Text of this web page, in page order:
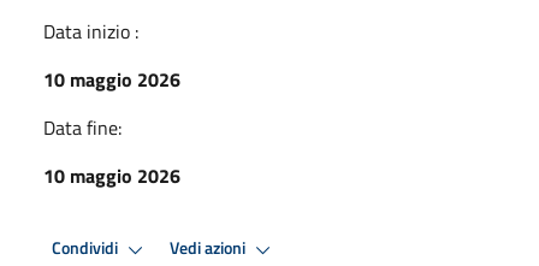
Data inizio :
10 maggio 2026
Data fine:
10 maggio 2026
Condividi Vedi azioni